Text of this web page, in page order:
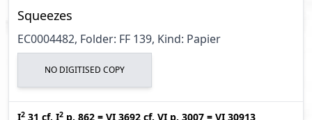
Squeezes
EC0004482, Folder: FF 139, Kind: Papier
NO DIGITISED COPY
I2 31 cf. I2 p. 862 = VI 3692 cf. VI p. 3007 = VI 30913